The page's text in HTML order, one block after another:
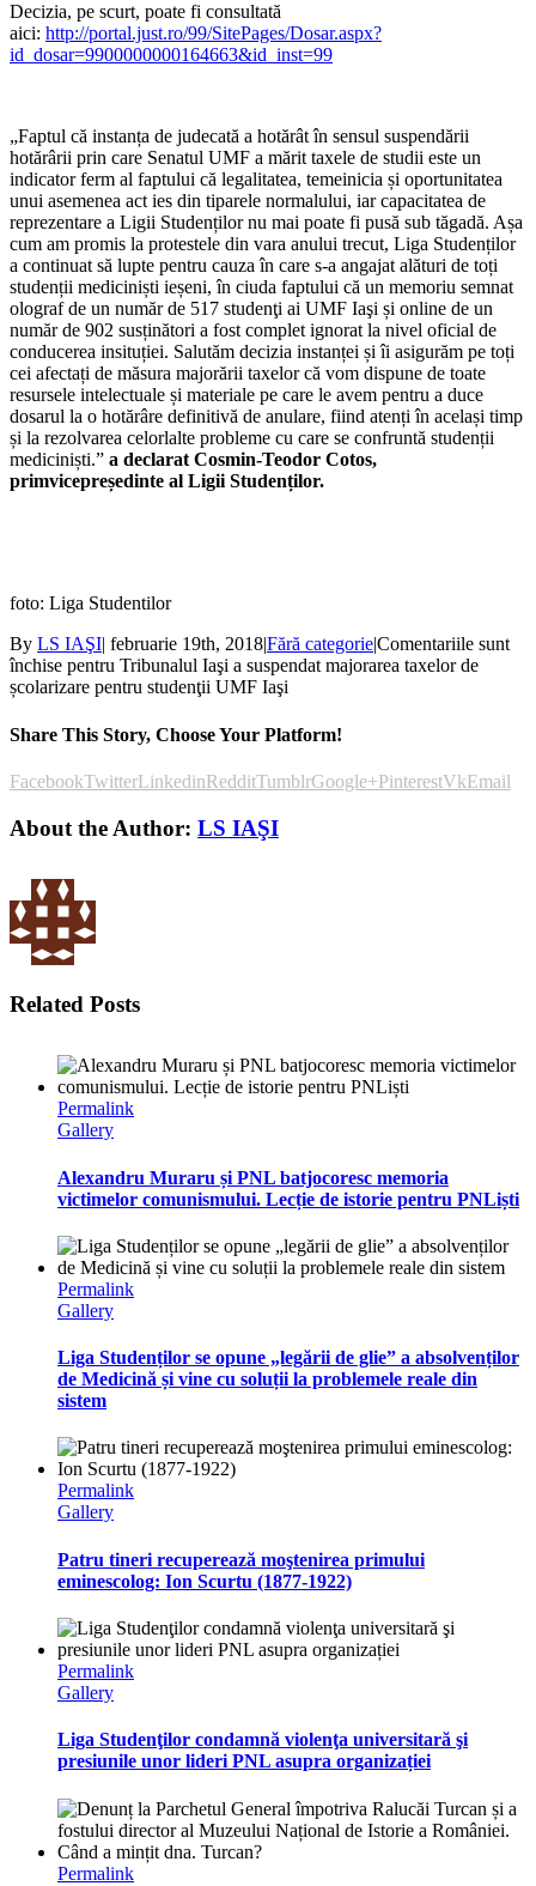
Decizia, pe scurt, poate fi consultată
aici: http://portal.just.ro/99/SitePages/Dosar.aspx?
id_dosar=9900000000164663&id_inst=99
„Faptul că instanța de judecată a hotărât în sensul suspendării
hotărârii prin care Senatul UMF a mărit taxele de studii este un
indicator ferm al faptului că legalitatea, temeinicia și oportunitatea
unui asemenea act ies din tiparele normalului, iar capacitatea de
reprezentare a Ligii Studenților nu mai poate fi pusă sub tăgadă. Așa
cum am promis la protestele din vara anului trecut, Liga Studenților
a continuat să lupte pentru cauza în care s-a angajat alături de toți
studenții mediciniști ieșeni, în ciuda faptului că un memoriu semnat
olograf de un număr de 517 studenţi ai UMF Iaşi și online de un
număr de 902 susținători a fost complet ignorat la nivel oficial de
conducerea insituției. Salutăm decizia instanței și îi asigurăm pe toți
cei afectați de măsura majorării taxelor că vom dispune de toate
resursele intelectuale și materiale pe care le avem pentru a duce
dosarul la o hotărâre definitivă de anulare, fiind atenți în același timp
și la rezolvarea celorlalte probleme cu care se confruntă studenții
mediciniști.” a declarat Cosmin-Teodor Cotos,
primvicepreședinte al Ligii Studenților.
foto: Liga Studentilor
By LS IAŞI| februarie 19th, 2018|Fără categorie|Comentariile sunt
închise pentru Tribunalul Iaşi a suspendat majorarea taxelor de
școlarizare pentru studenţii UMF Iaşi
Share This Story, Choose Your Platform!
FacebookTwitterLinkedinRedditTumblrGoogle+PinterestVkEmail
About the Author: LS IAŞI
Related Posts
Permalink
Gallery
Alexandru Muraru și PNL batjocoresc memoria
victimelor comunismului. Lecție de istorie pentru PNLiști
Permalink
Gallery
Liga Studenților se opune „legării de glie” a absolvenților
de Medicină și vine cu soluții la problemele reale din
sistem
Permalink
Gallery
Patru tineri recuperează moştenirea primului
eminescolog: Ion Scurtu (1877-1922)
Permalink
Gallery
Liga Studenţilor condamnă violenţa universitară şi
presiunile unor lideri PNL asupra organizației
Permalink